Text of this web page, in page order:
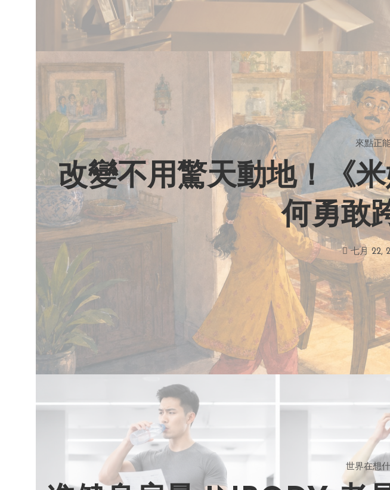
來點正
改變不用驚天動地！《
何勇敢
七月 22,
世界在想